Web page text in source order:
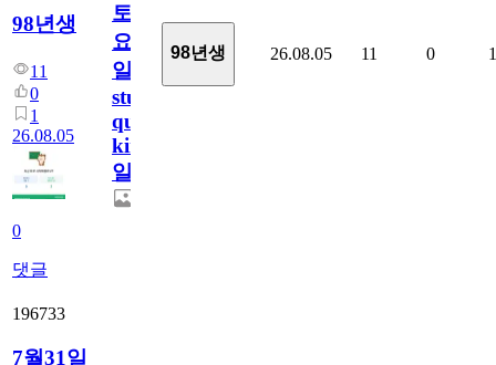
98년생
11
0
1
26.08.05
0
댓글
토
요
일/English
study
quiz
king774
일
98년생 26.08.05 11 0 1
196733
7월31일